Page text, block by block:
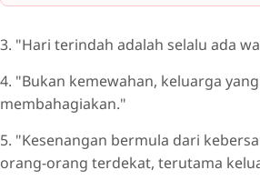
3. "Hari terindah adalah selalu ada
4. "Bukan kemewahan, keluarga
membahagiakan."
5. "Kesenangan bermula dari
orang-orang terdekat, terutama